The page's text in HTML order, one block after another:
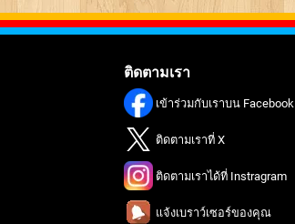
ติดตามเรา
เข้าร่วมกับเราบน Facebook
ติดตามเราที่ X
ติดตามเราได้ที่ Instragram
แจ้งเบราว์เซอร์ของคุณ